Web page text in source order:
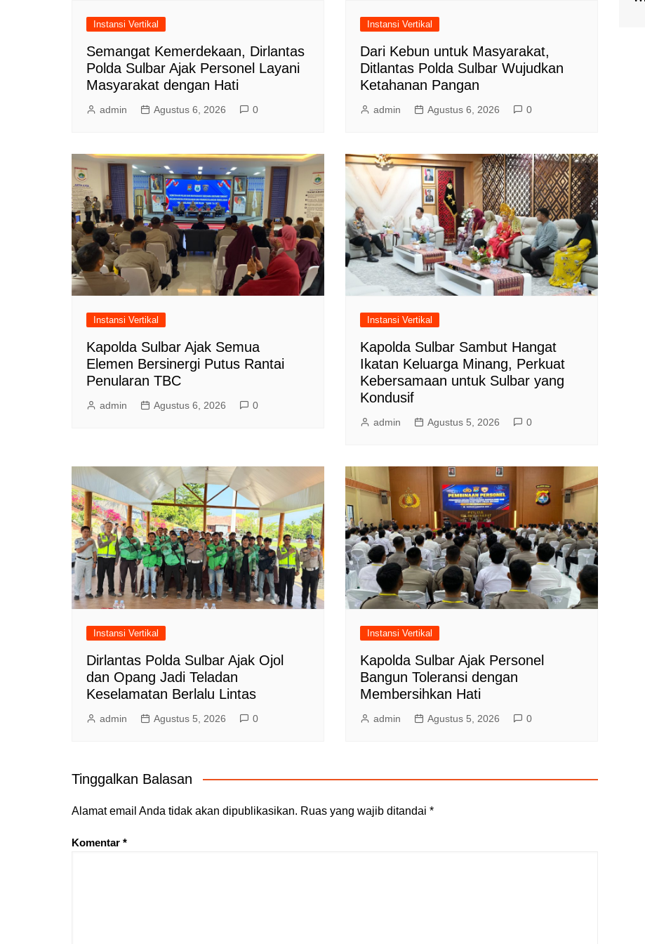
Instansi Vertikal
Semangat Kemerdekaan, Dirlantas
Polda Sulbar Ajak Personel Layani
Masyarakat dengan Hati
admin Agustus 6, 2026 0
Instansi Vertikal
Dari Kebun untuk Masyarakat,
Ditlantas Polda Sulbar Wujudkan
Ketahanan Pangan
admin Agustus 6, 2026 0
Instansi Vertikal
Kapolda Sulbar Ajak Semua
Elemen Bersinergi Putus Rantai
Penularan TBC
admin Agustus 6, 2026 0
Instansi Vertikal
Kapolda Sulbar Sambut Hangat
Ikatan Keluarga Minang, Perkuat
Kebersamaan untuk Sulbar yang
Kondusif
admin Agustus 5, 2026 0
Instansi Vertikal
Dirlantas Polda Sulbar Ajak Ojol
dan Opang Jadi Teladan
Keselamatan Berlalu Lintas
admin Agustus 5, 2026 0
Instansi Vertikal
Kapolda Sulbar Ajak Personel
Bangun Toleransi dengan
Membersihkan Hati
admin Agustus 5, 2026 0
Tinggalkan Balasan
Alamat email Anda tidak akan dipublikasikan. Ruas yang wajib ditandai *
Komentar *